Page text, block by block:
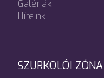
Galériák
Híreink
SZURKOLÓI ZÓNA